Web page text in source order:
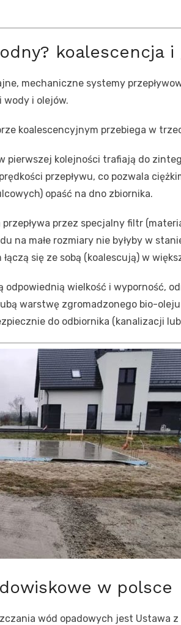
koalescencja
mechaniczne systemy
wody i olejów.
koalescencyjnym przebiega w
pierwszej kolejności trafiają do
przepływu, co pozwala
opaść na dno zbiornika.
przez specjalny filtr
na małe rozmiary nie byłyby w
się ze sobą (koalescują) w
odpowiednią wielkość i wyporność,
warstwę zgromadzonego bio-
do odbiornika (kanalizacji
w polsce
wód opadowych jest Ustawa z